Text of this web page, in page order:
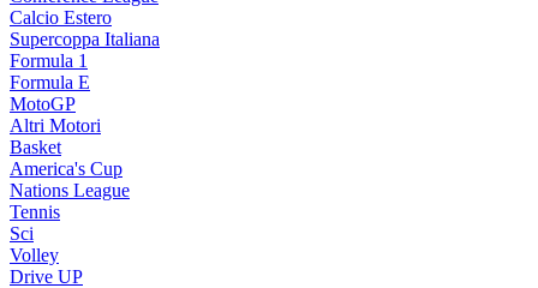
Calcio Estero
Supercoppa Italiana
Formula 1
Formula E
MotoGP
Altri Motori
Basket
America's Cup
Nations League
Tennis
Sci
Volley
Drive UP